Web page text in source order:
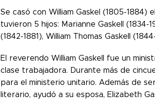
Se casó con William Gaskel (1805-
tuvieron 5 hijos: Marianne Gaskell (1834-
(1842-1881), William Thomas Gaskell
El reverendo William Gaskell fue un
clase trabajadora. Durante más de
para el ministerio unitario. Además de
literario, ayudó a su esposa, Elizabeth